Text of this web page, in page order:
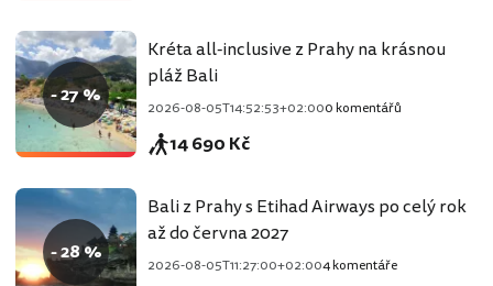
- 27 %
Kréta all-inclusive z Prahy na krásnou
pláž Bali
2026-08-05T14:52:53+02:000 komentářů
14 690 Kč
- 28 %
Bali z Prahy s Etihad Airways po celý rok
až do června 2027
2026-08-05T11:27:00+02:004 komentáře